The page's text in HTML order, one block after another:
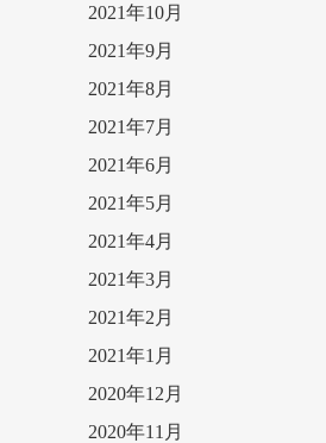
2021年10月
2021年9月
2021年8月
2021年7月
2021年6月
2021年5月
2021年4月
2021年3月
2021年2月
2021年1月
2020年12月
2020年11月